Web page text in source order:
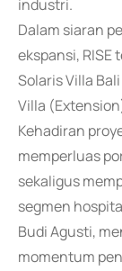
industri.
Dalam siaran
ekspansi,
Solaris Villa
Villa
Kehadiran
memperluas
sekaligus
segmen
Budi Agusti,
momentum